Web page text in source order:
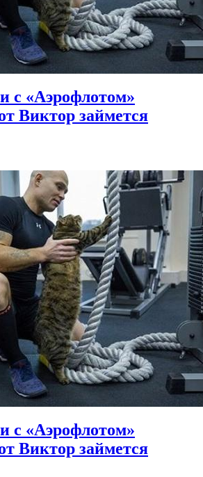
с «Аэрофлотом»
Виктор займется
с «Аэрофлотом»
Виктор займется